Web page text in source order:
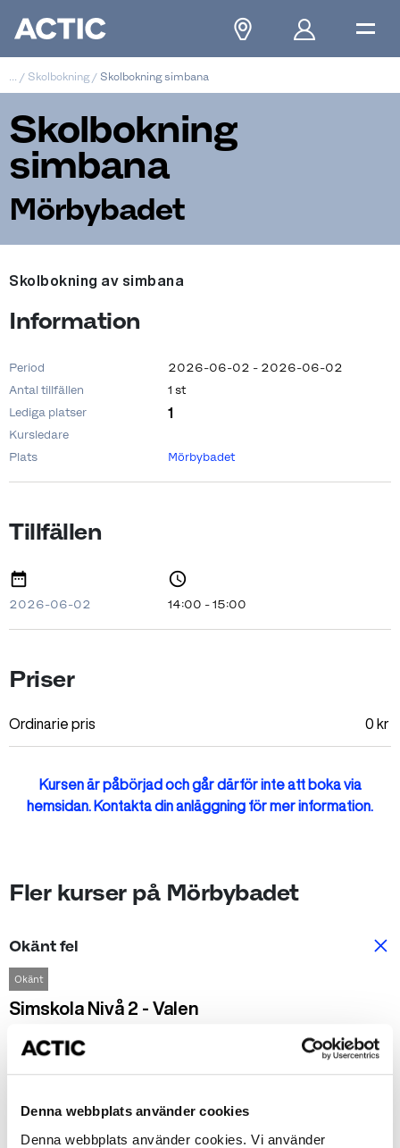
Denna webbplats använder cookies
Denna webbplats använder cookies. Vi använder
/ Skolbokning/ Skolbokning simbana
Skolbokning
simbana
Mörbybadet
Skolbokning av simbana
Information
Period
2026-06-02 - 2026-06-02
Antal tillfällen
1 st
Lediga platser
1
Kursledare
Plats
Mörbybadet
Tillfällen
2026-06-02 14:00 - 15:00
Priser
Ordinarie pris 0 kr
Kursen är påbörjad och går därför inte att boka via
hemsidan. Kontakta din anläggning för mer information.
Fler kurser på Mörbybadet
Okänt fel
Okänt
Simskola Nivå 2 - Valen
Start: Måndag 2026-08-17
arrow_forward_ios